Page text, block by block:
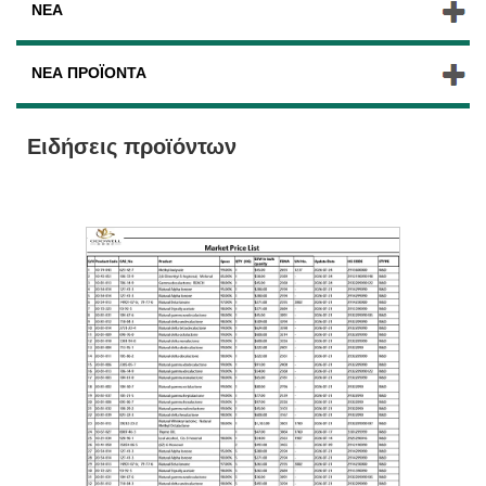
ΝΈΑ
ΝΈΑ ΠΡΟΪΌΝΤΑ
Ειδήσεις προϊόντων